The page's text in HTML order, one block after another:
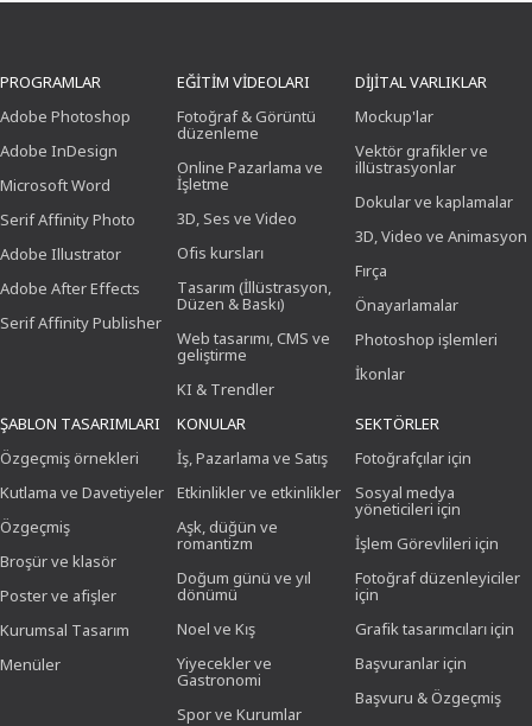
PROGRAMLAR
Adobe Photoshop
Adobe InDesign
Microsoft Word
Serif Affinity Photo
Adobe Illustrator
Adobe After Effects
Serif Affinity Publisher
EĞITIM VIDEOLARI
Fotoğraf & Görüntü
düzenleme
Online Pazarlama ve
İşletme
3D, Ses ve Video
Ofis kursları
Tasarım (İllüstrasyon,
Düzen & Baskı)
Web tasarımı, CMS ve
geliştirme
KI & Trendler
DIJITAL VARLIKLAR
Mockup'lar
Vektör grafikler ve
illüstrasyonlar
Dokular ve kaplamalar
3D, Video ve Animasyon
Fırça
Önayarlamalar
Photoshop işlemleri
İkonlar
ŞABLON TASARIMLARI
Özgeçmiş örnekleri
Kutlama ve Davetiyeler
Özgeçmiş
Broşür ve klasör
Poster ve afişler
Kurumsal Tasarım
Menüler
KONULAR
İş, Pazarlama ve Satış
Etkinlikler ve etkinlikler
Aşk, düğün ve
romantizm
Doğum günü ve yıl
dönümü
Noel ve Kış
Yiyecekler ve
Gastronomi
Spor ve Kurumlar
SEKTÖRLER
Fotoğrafçılar için
Sosyal medya
yöneticileri için
İşlem Görevlileri için
Fotoğraf düzenleyiciler
için
Grafik tasarımcıları için
Başvuranlar için
Başvuru & Özgeçmiş